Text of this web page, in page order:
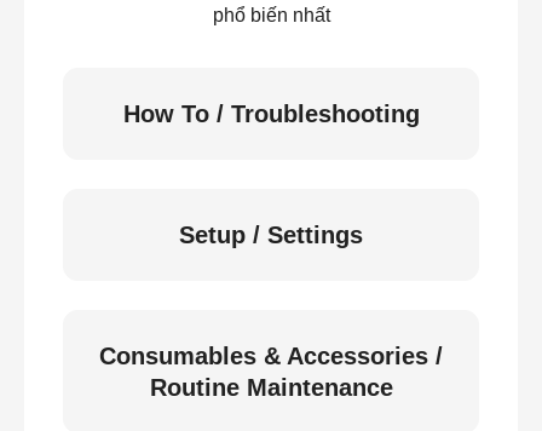
phổ biến nhất
How To / Troubleshooting
Setup / Settings
Consumables & Accessories /
Routine Maintenance